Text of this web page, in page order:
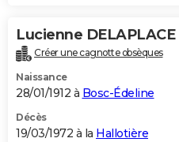
Lucienne DELAPLACE
Créer une cagnotte obsèques
Naissance
28/01/1912 à Bosc-Édeline
Décès
19/03/1972 à la Hallotière